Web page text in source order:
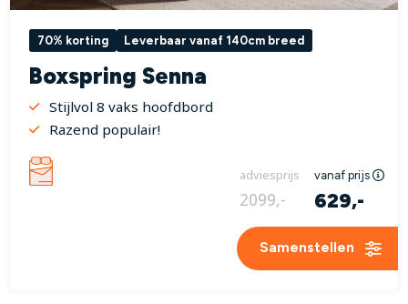
70% korting Leverbaar vanaf 140cm breed
Boxspring Senna
Stijlvol 8 vaks hoofdbord
Razend populair!
adviesprijs vanaf prijs
2099,- 629,-
Samenstellen